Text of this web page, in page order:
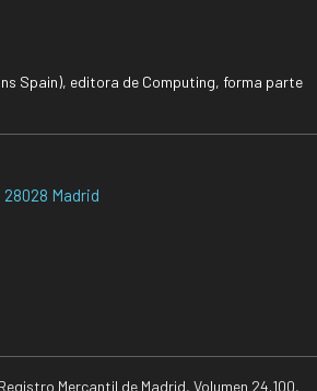
Spain), editora de Computing, forma parte
28028 Madrid
Mercantil de Madrid, Volumen 24.100,